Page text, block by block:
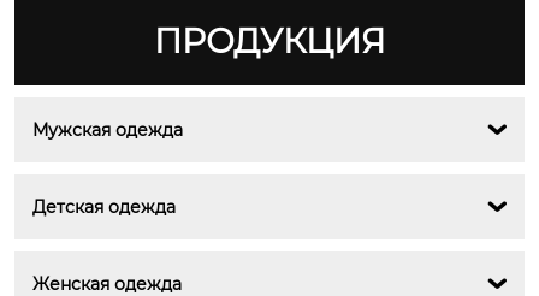
ПРОДУКЦИЯ
Мужская одежда 
Детская одежда 
Женская одежда 